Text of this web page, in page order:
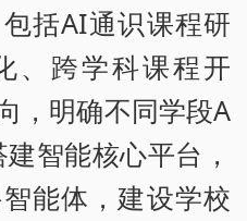
括AI通识课程研
、跨学科课程开
，明确不同学段A
智能核心平台，
能体，建设学校